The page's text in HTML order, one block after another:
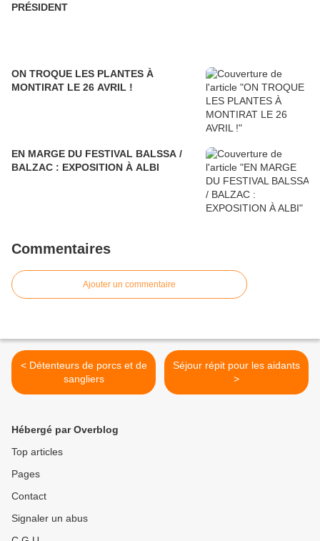
PRÉSIDENT
ON TROQUE LES PLANTES À
MONTIRAT LE 26 AVRIL !
EN MARGE DU FESTIVAL BALSSA /
BALZAC : EXPOSITION À ALBI
Commentaires
Ajouter un commentaire
< Détenteurs de porcs et de
sangliers
Séjour répit pour les aidants
>
Hébergé par Overblog
Top articles
Pages
Contact
Signaler un abus